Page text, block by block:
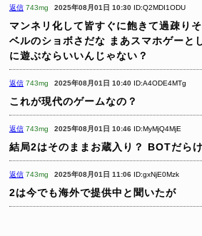
返信 743mg 2025年08月01日 10:30 ID:Q2MDI1ODU
マンネリ化して皆すぐに飽きて過疎りそ
ベルのショボさだな まあスマホゲーと
に遊ぶならいいんじゃない？
返信 743mg 2025年08月01日 10:40 ID:A4ODE4MTg
これが現代のゲームなの？
返信 743mg 2025年08月01日 10:46 ID:MyMjQ4MjE
結局2はそのままお蔵入り？ BOTだら
返信 743mg 2025年08月01日 11:06 ID:gxNjE0Mzk
2は今でも海外で提供中と聞いたが